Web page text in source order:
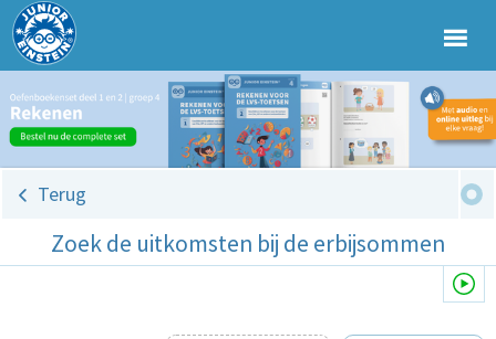
Terug
Zoek de uitkomsten bij de erbijsommen